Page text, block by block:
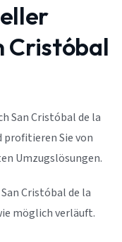
Cristóbal
San Cristóbal de la
profitieren Sie von
Umzugslösungen.
Cristóbal de la
möglich verläuft.